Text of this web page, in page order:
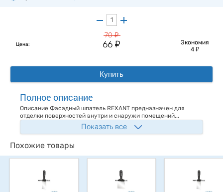
Цена:
70у
66у
Экономия
4 у
Купить
Полное описание
Описание Фасадный шпатель REXANT предназначен для
отделки поверхностей внутри и снаружи помещений...
Показать все
Похожие товары